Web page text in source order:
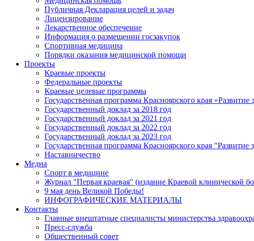
Публичная Декларация целей и задач
Лицензирование
Лекарственное обеспечение
Информация о размещении госзакупок
Спортивная медицина
Порядки оказания медицинской помощи
Проекты
Краевые проекты
Федеральные проекты
Краевые целевые программы
Государственная программа Красноярского края «Развитие
Государственный доклад за 2018 год
Государственный доклад за 2021 год
Государственный доклад за 2022 год
Государственный доклад за 2023 год
Государственная программа Красноярского края
Наставничество
Медиа
Спорт в медицине
Журнал "Первая краевая" (издание Краевой клинической
9 мая день Великой Победы!
ИНФОГРАФИЧЕСКИЕ МАТЕРИАЛЫ
Контакты
Главные внештатные специалисты министерства
Пресс-служба
Общественный совет